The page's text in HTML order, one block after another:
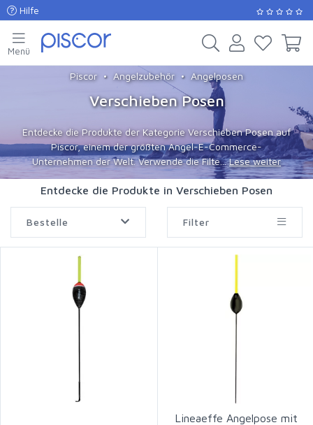
Hilfe
Menü
Piscor Angelzubehör Angelposen
Verschieben Posen
Entdecke die Produkte der Kategorie Verschieben Posen auf
Piscor, einem der größten Angel-E-Commerce-
Unternehmen der Welt. Verwende die Filte... Lese weiter
Entdecke die Produkte in Verschieben Posen
Bestelle Filter
Lineaeffe Angelpose mit